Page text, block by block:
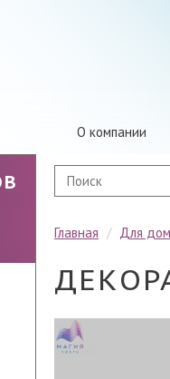
О компании
Главная / Для